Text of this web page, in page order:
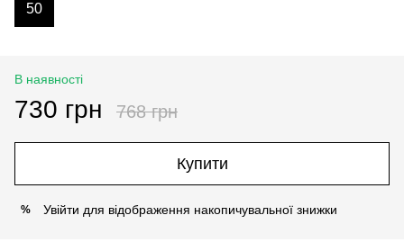
50
В наявності
730 грн 768 грн
Купити
% Увійти для відображення накопичувальної знижки